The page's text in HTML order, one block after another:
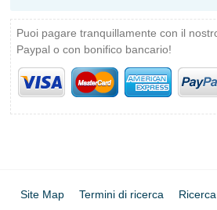
Puoi pagare tranquillamente con il
Paypal o con bonifico bancario!
Site Map Termini di ricerca